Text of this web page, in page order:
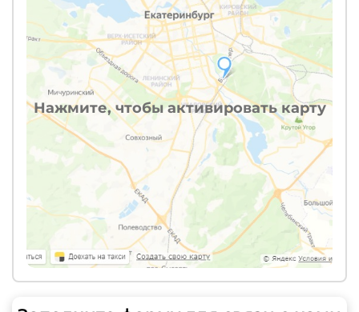
Нажмите, чтобы активировать карту